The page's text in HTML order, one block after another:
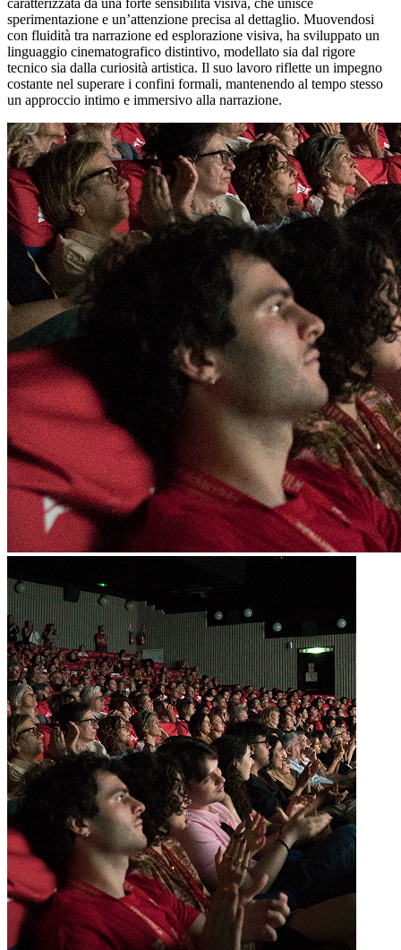
sperimentazione e un’attenzione precisa al dettaglio. Muovendosi
con fluidità tra narrazione ed esplorazione visiva, ha sviluppato un
linguaggio cinematografico distintivo, modellato sia dal rigore
tecnico sia dalla curiosità artistica. Il suo lavoro riflette un impegno
costante nel superare i confini formali, mantenendo al tempo stesso
un approccio intimo e immersivo alla narrazione.